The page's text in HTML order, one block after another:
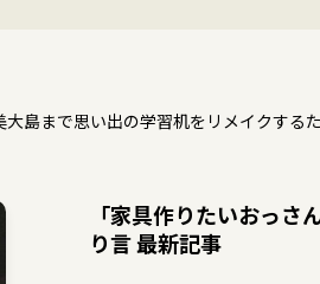
大島まで思い出の学習机をリメイクする
「家具作りたいおっさ
り言 最新記事